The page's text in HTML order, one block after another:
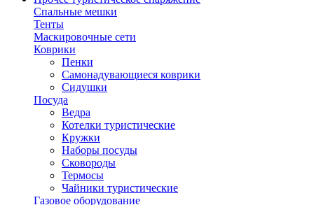
Спальные мешки
Тенты
Маскировочные сети
Коврики
Пенки
Самонадувающиеся коврики
Сидушки
Посуда
Ведра
Котелки туристические
Кружки
Наборы посуды
Сковороды
Термосы
Чайники туристические
Газовое оборудование